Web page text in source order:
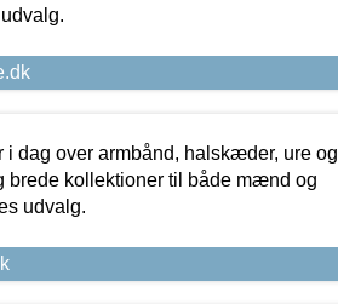
dag over armbånd, halskæder, ure og
brede kollektioner til både mænd og
udvalg.